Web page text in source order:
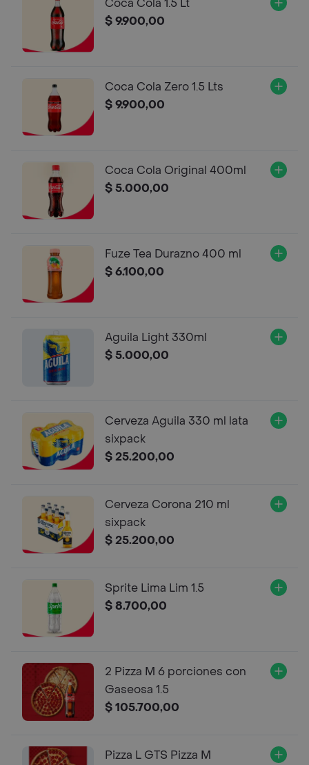
Coca Cola 1.5 Lt
$ 9.900,00
Coca Cola Zero 1.5 Lts
$ 9.900,00
Coca Cola Original 400ml
$ 5.000,00
Fuze Tea Durazno 400 ml
$ 6.100,00
Aguila Light 330ml
$ 5.000,00
Cerveza Aguila 330 ml lata
sixpack
$ 25.200,00
Cerveza Corona 210 ml
sixpack
$ 25.200,00
Sprite Lima Lim 1.5
$ 8.700,00
2 Pizza M 6 porciones con
Gaseosa 1.5
$ 105.700,00
Pizza L GTS Pizza M